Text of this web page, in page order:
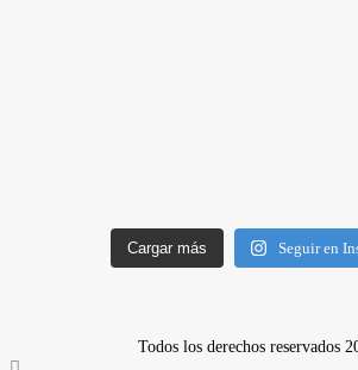
Cargar más Seguir en
Todos los derechos reservados